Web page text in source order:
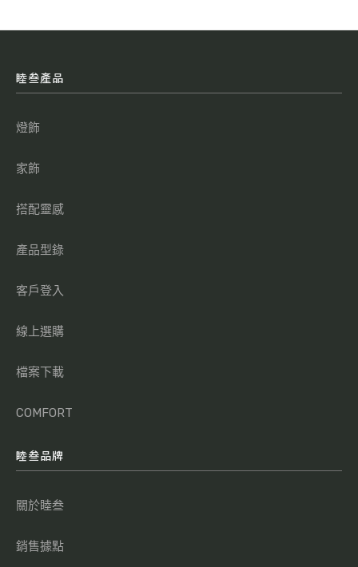
睦叁產品
燈飾
家飾
搭配靈感
產品型錄
客戶登入
線上選購
檔案下載
COMFORT
睦叁品牌
關於睦叁
銷售據點